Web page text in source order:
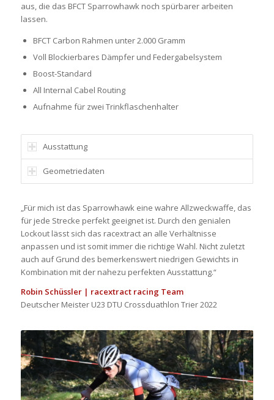
aus, die das BFCT Sparrowhawk noch spürbarer arbeiten
lassen.
BFCT Carbon Rahmen unter 2.000 Gramm
Voll Blockierbares Dämpfer und Federgabelsystem
Boost-Standard
All Internal Cabel Routing
Aufnahme für zwei Trinkflaschenhalter
Ausstattung
Geometriedaten
„Für mich ist das Sparrowhawk eine wahre Allzweckwaffe, das
für jede Strecke perfekt geeignet ist. Durch den genialen
Lockout lässt sich das racextract an alle Verhältnisse
anpassen und ist somit immer die richtige Wahl. Nicht zuletzt
auch auf Grund des bemerkenswert niedrigen Gewichts in
Kombination mit der nahezu perfekten Ausstattung.“
Robin Schüssler | racextract racing Team
Deutscher Meister U23 DTU Crossduathlon Trier 2022